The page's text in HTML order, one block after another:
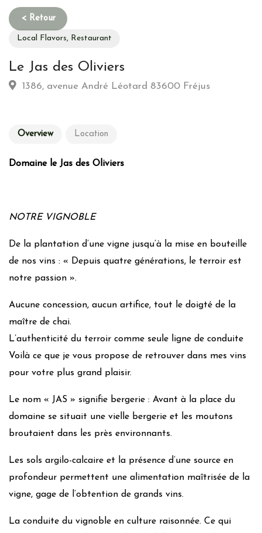
Local Flavors, Restaurant
Le Jas des Oliviers
1386, avenue André Léotard 83600 Fréjus
Overview Location
Domaine le Jas des Oliviers
NOTRE VIGNOBLE
De la plantation d’une vigne jusqu’à la mise en bouteille
de nos vins : « Depuis quatre générations, le terroir est
notre passion ».
Aucune concession, aucun artifice, tout le doigté de la
maître de chai.
L’authenticité du terroir comme seule ligne de conduite
Voilà ce que je vous propose de retrouver dans mes vins
pour votre plus grand plaisir.
Le nom « JAS » signifie bergerie : Avant à la place du
domaine se situait une vielle bergerie et les moutons
broutaient dans les près environnants.
Les sols argilo-calcaire et la présence d’une source en
profondeur permettent une alimentation maîtrisée de la
vigne, gage de l’obtention de grands vins.
La conduite du vignoble en culture raisonnée. Ce qui